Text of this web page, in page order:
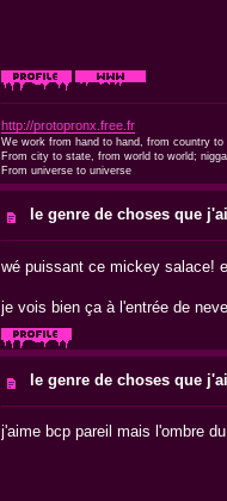
http://protopronx.free.fr
We work from hand to hand, from country to
From city to state, from world to world; nigga
From universe to universe
le genre de choses que
wé puissant ce mickey salace!
je vois bien ça à l'entrée de
le genre de choses que
j'aime bcp pareil mais l'ombre